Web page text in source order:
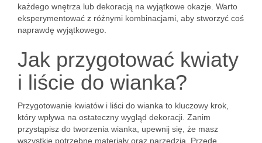
każdego wnętrza lub dekoracją na wyjątkowe okazje. Warto
eksperymentować z różnymi kombinacjami, aby stworzyć coś
naprawdę wyjątkowego.
Jak przygotować kwiaty
i liście do wianka?
Przygotowanie kwiatów i liści do wianka to kluczowy krok,
który wpływa na ostateczny wygląd dekoracji. Zanim
przystąpisz do tworzenia wianka, upewnij się, że masz
wszystkie potrzebne materiały oraz narzędzia. Przede